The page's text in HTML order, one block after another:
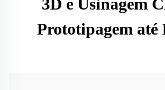
3D e Usinagem
Prototipagem até